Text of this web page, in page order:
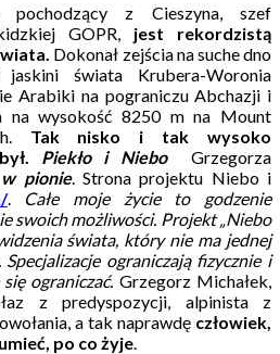
pochodzący z Cieszyna, szef
GOPR, jest rekordzistą
Dokonał zejścia na suche dno
świata Krubera-Woronia
Arabiki na pograniczu Abchazji i
na wysokość 8250 m na Mount
Tak nisko i tak wysoko
Piekło i Niebo
Grzegorza
pionie. Strona projektu Niebo i
. Całe moje życie to godzenie
swoich możliwości. Projekt „Niebo
świata, który nie ma jednej
ograniczają fizycznie i
ograniczać. Grzegorz Michałek,
z predyspozycji, alpinista z
a tak naprawdę człowiek,
po co żyje.